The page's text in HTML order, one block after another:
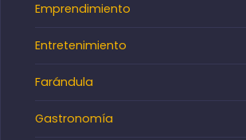
Emprendimiento
Entretenimiento
Farándula
Gastronomía